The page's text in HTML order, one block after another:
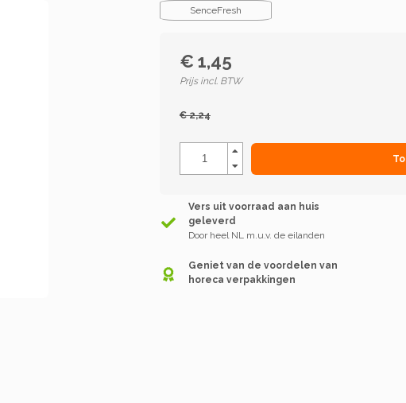
SenceFresh
€ 1,45
Prijs incl. BTW
€ 2,24
Vers uit voorraad aan huis
geleverd
Door heel NL m.u.v. de eilanden
Geniet van de voordelen van
horeca verpakkingen